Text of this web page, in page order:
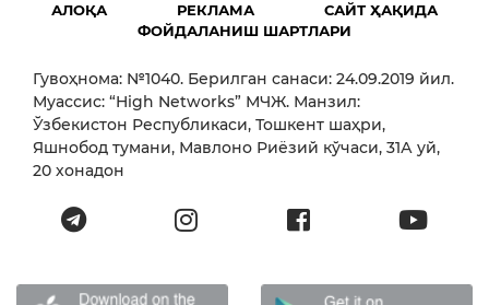
АЛОҚА РЕКЛАМА
САЙТ ҲАҚИДА
ФОЙДАЛАНИШ ШАРТЛАРИ
Гувоҳнома: №1040. Берилган санаси: 24.09.2019 йил.
Муассис: “High Networks” МЧЖ. Манзил:
Ўзбекистон Республикаси, Тошкент шаҳри,
Яшнобод тумани, Мавлоно Риёзий кўчаси, 31А уй,
20 хонадон